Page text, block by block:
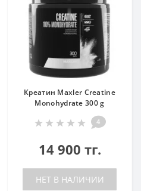
Креатин Maxler Creatine
Monohydrate 300 g
4
14 900 тг.
НЕТ В НАЛИЧИИ